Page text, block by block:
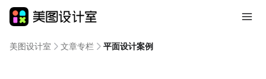
美图设计室 文章专栏 平面设计案例